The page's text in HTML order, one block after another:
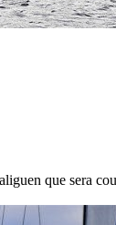
28Fév
ARKEA
que sera